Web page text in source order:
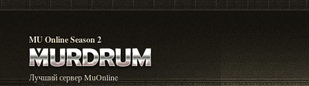
MU Online Season 2
Лучший сервер MuOnline